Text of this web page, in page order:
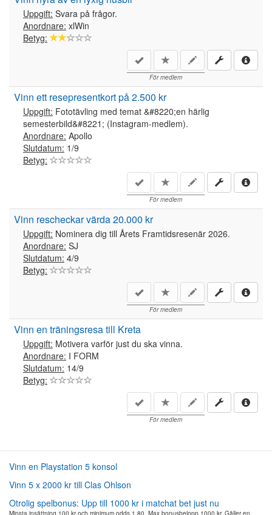
Uppgift: Svara på frågor.
Anordnare: xlWin
Betyg:
För medlem
Vinn ett resepresentkort på 2.500 kr
Uppgift: Fototävling med temat &#8220;en härlig
semesterbild&#8221; (Instagram-medlem).
Anordnare: Apollo
Slutdatum: 1/9
Betyg:
För medlem
Vinn rescheckar värda 20.000 kr
Uppgift: Nominera dig till Årets Framtidsresenär 2026.
Anordnare: SJ
Slutdatum: 4/9
Betyg:
För medlem
Vinn en träningsresa till Kreta
Uppgift: Motivera varför just du ska vinna.
Anordnare: I FORM
Slutdatum: 14/9
Betyg:
För medlem
Vinn en Playstation 5 konsol
Vinn 5 x 2000 kr till Clas Ohlson
Otrolig spelbonus: Upp till 1000 kr i matchat bet just nu
Minsta insättning 100 kr och minimum odds 1.80. Max bonusbelopp 1000 kr. Gäller en